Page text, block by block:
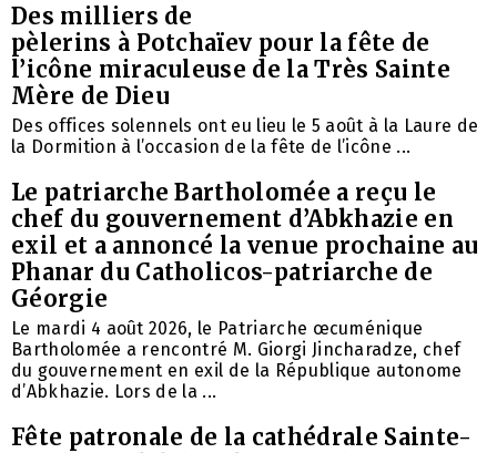
Des milliers de
pèlerins à Potchaïev pour la fête de
l’icône miraculeuse de la Très Sainte
Mère de Dieu
Des offices solennels ont eu lieu le 5 août à la Laure de
la Dormition à l’occasion de la fête de l’icône ...
Le patriarche Bartholomée a reçu le
chef du gouvernement d’Abkhazie en
exil et a annoncé la venue prochaine au
Phanar du Catholicos-patriarche de
Géorgie
Le mardi 4 août 2026, le Patriarche œcuménique
Bartholomée a rencontré M. Giorgi Jincharadze, chef
du gouvernement en exil de la République autonome
d’Abkhazie. Lors de la ...
Fête patronale de la cathédrale Sainte-